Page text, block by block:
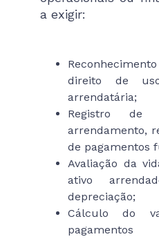
a exigir:
direito de
arrendatária;
Registro
arrendamento,
de pagamentos
Avaliação da
ativo
depreciação;
Cálculo do